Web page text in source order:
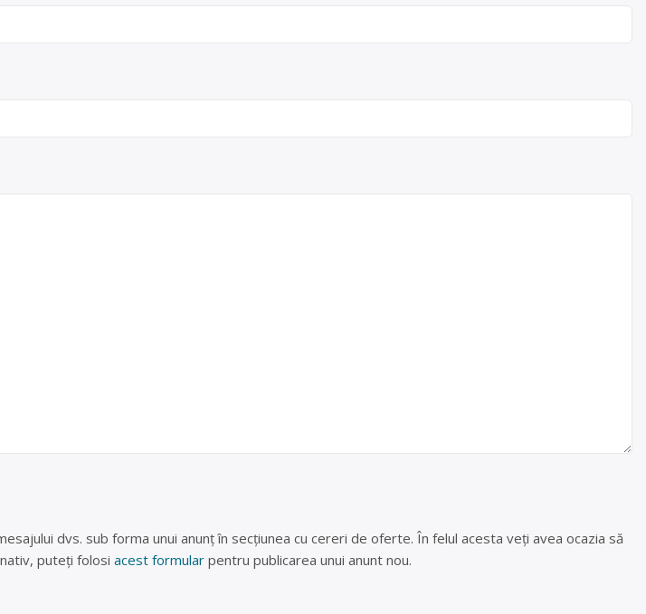
dvs. sub forma unui anunț în secțiunea cu cereri de oferte. În felul acesta veți avea ocazia să
puteți folosi acest formular pentru publicarea unui anunt nou.